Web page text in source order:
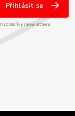
Přihlásit se
rozesílky newsletteru.